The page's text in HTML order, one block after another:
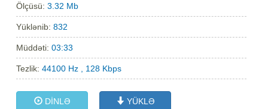
Ölçüsü:3.32 Mb
Yüklənib:832
Müddəti:03:33
Tezlik:44100 Hz , 128 Kbps
DİNLƏ YÜKLƏ